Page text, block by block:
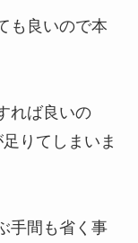
も良いので本
れば良いの
りてしまいま
手間も省く事